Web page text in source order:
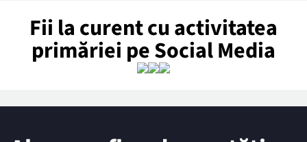
Fii la curent cu activitatea
primăriei pe Social Media